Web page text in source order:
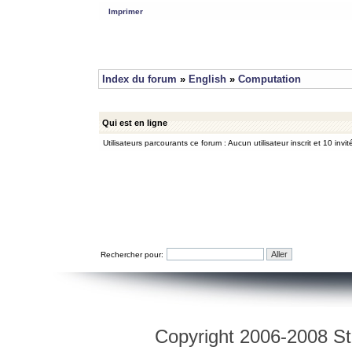
Imprimer
Index du forum » English » Computation
Qui est en ligne
Utilisateurs parcourants ce forum : Aucun utilisateur inscrit et 10
Rechercher pour:
Copyright 2006-2008